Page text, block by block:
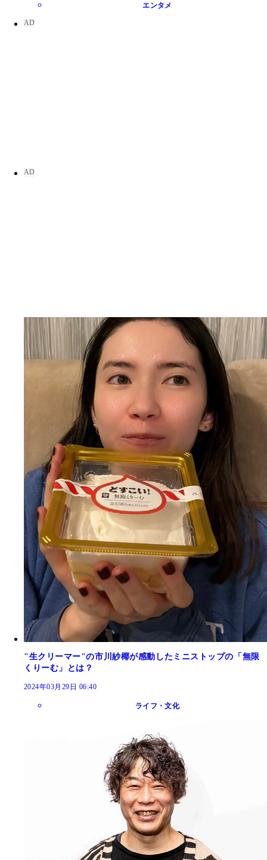
エンタメ
"生クリーマー"の市川紗椰が感動したミニストップの「無限
くりーむ」とは？
2024年03月29日 06:40
ライフ・文化